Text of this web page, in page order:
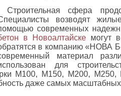
Строительная сфера
возводят
современных
в Новоалтайске могут
в компанию «НОВА
материал
для
М100, М150, М200,
даже самых